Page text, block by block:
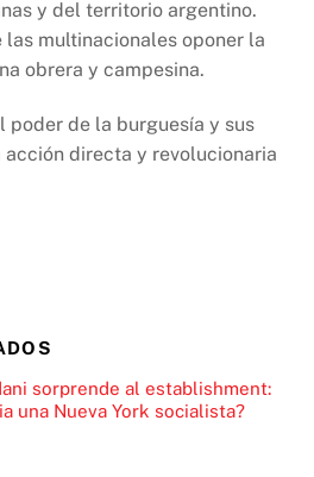
y del territorio argentino.
multinacionales oponer la
obrera y campesina.
poder de la burguesía y sus
directa y revolucionaria
sorprende al establishment:
una Nueva York socialista?